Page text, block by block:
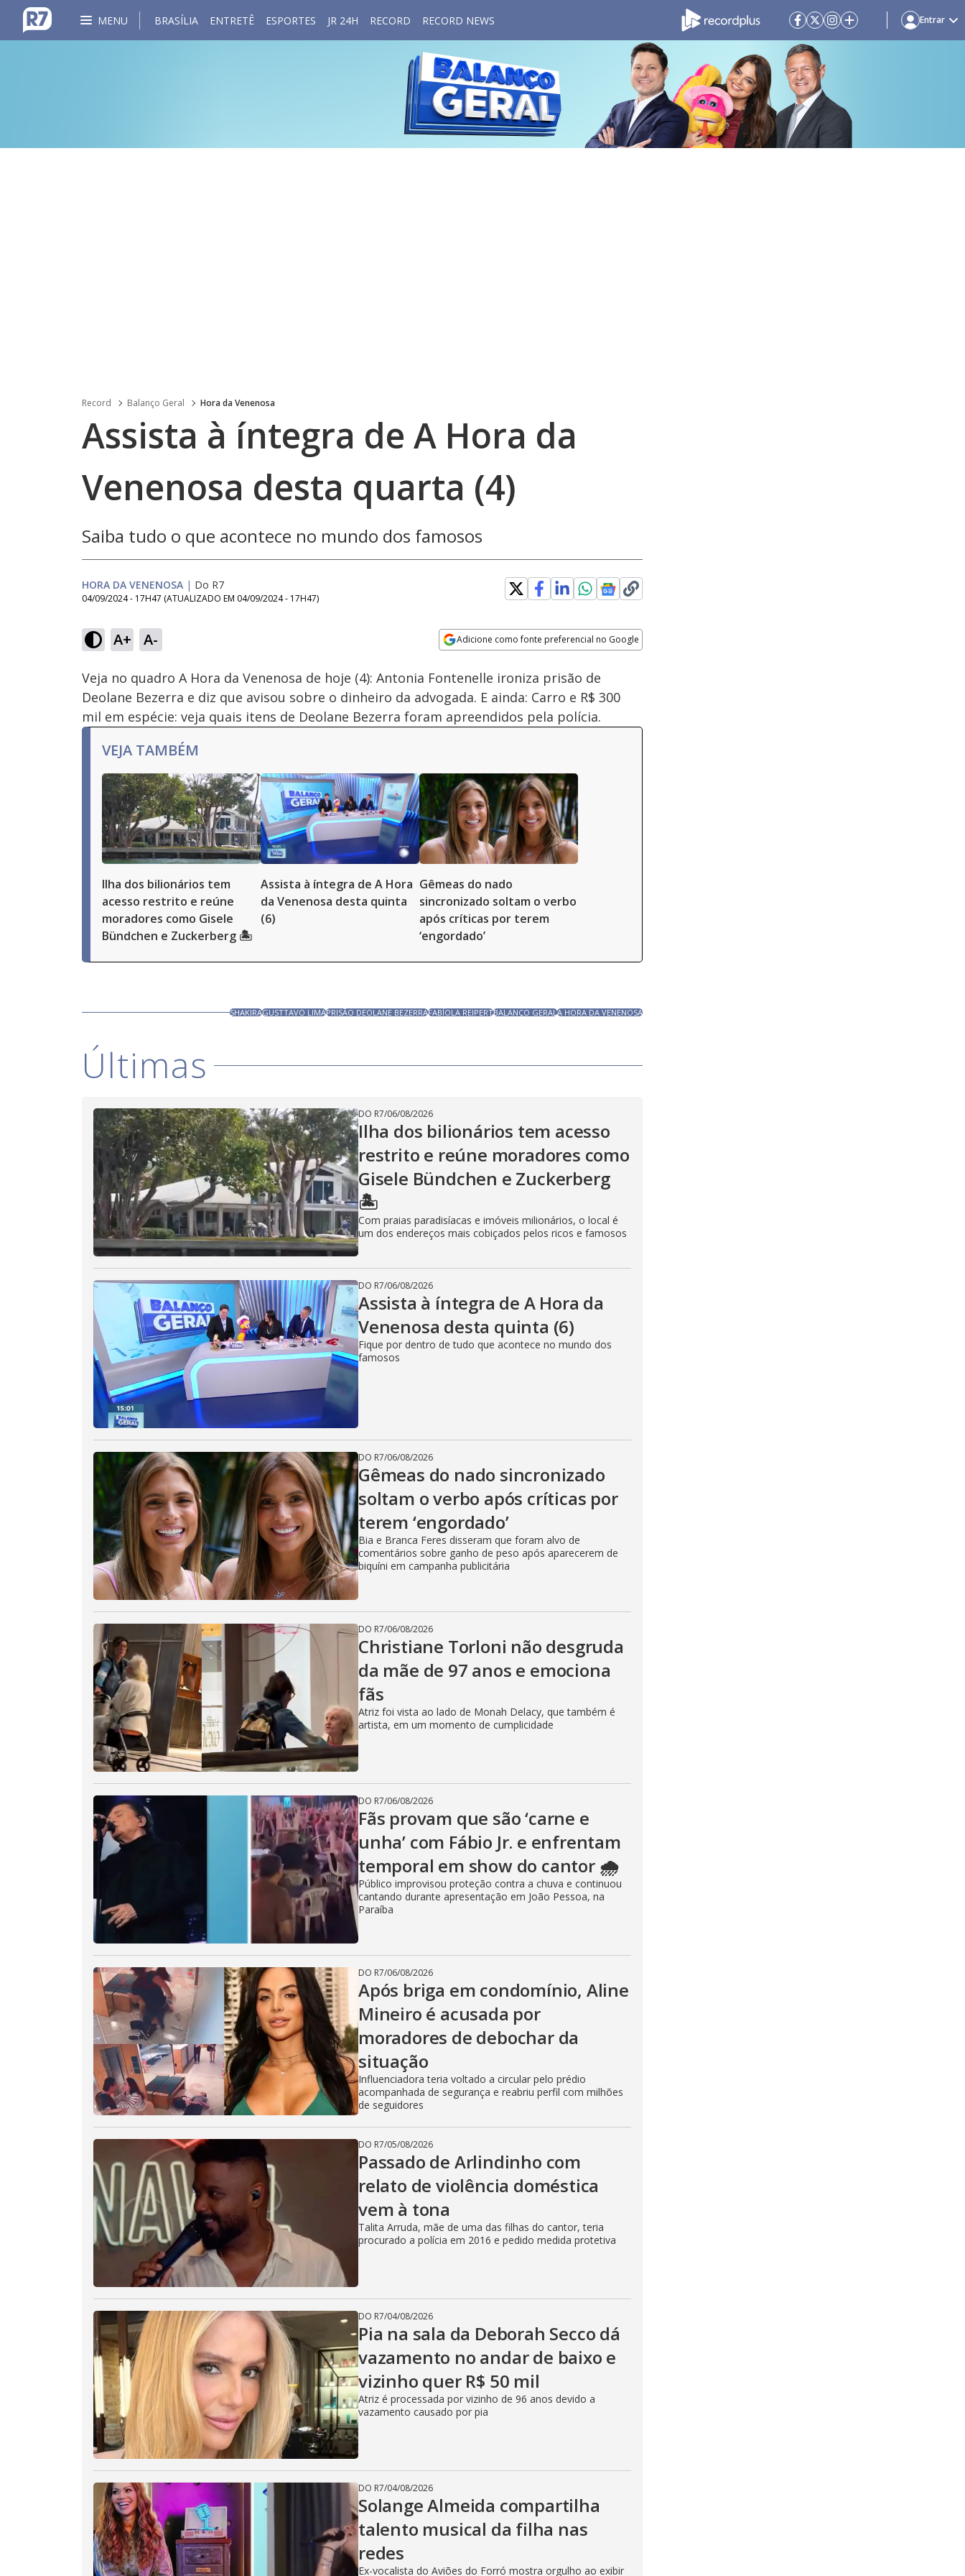
MENU BRASÍLIA ENTRETÊ ESPORTES JR 24H RECORD RECORD NEWS Entrar
Record Balanço Geral Hora da Venenosa
Assista à íntegra de A Hora da
Venenosa desta quarta (4)
Saiba tudo o que acontece no mundo dos famosos
HORA DA VENENOSA | Do R7
04/09/2024 - 17H47 (ATUALIZADO EM 04/09/2024 - 17H47)
A+ A- Adicione como fonte preferencial no Google
Ativar
Som
4.94%
Velocidade
Veja no quadro A Hora da Venenosa de hoje (4): Antonia Fontenelle ironiza prisão de
Deolane Bezerra e diz que avisou sobre o dinheiro da advogada. E ainda: Carro e R$ 300
mil em espécie: veja quais itens de Deolane Bezerra foram apreendidos pela polícia.
VEJA TAMBÉM
Ilha dos bilionários tem
acesso restrito e reúne
moradores como Gisele
Bündchen e Zuckerberg 🏝️
Assista à íntegra de A Hora
da Venenosa desta quinta
(6)
Gêmeas do nado
sincronizado soltam o verbo
após críticas por terem
‘engordado’
SHAKIRAGUSTTAVO LIMAPRISÃO DEOLANE BEZERRAFABÍOLA REIPERTBALANÇO GERALA HORA DA VENENOSA
Últimas
DO R7/06/08/2026
Ilha dos bilionários tem acesso
restrito e reúne moradores como
Gisele Bündchen e Zuckerberg
🏝️
Com praias paradisíacas e imóveis milionários, o local é
um dos endereços mais cobiçados pelos ricos e famosos
DO R7/06/08/2026
Assista à íntegra de A Hora da
Venenosa desta quinta (6)
Fique por dentro de tudo que acontece no mundo dos
famosos
DO R7/06/08/2026
Gêmeas do nado sincronizado
soltam o verbo após críticas por
terem ‘engordado’
Bia e Branca Feres disseram que foram alvo de
comentários sobre ganho de peso após aparecerem de
biquíni em campanha publicitária
DO R7/06/08/2026
Christiane Torloni não desgruda
da mãe de 97 anos e emociona
fãs
Atriz foi vista ao lado de Monah Delacy, que também é
artista, em um momento de cumplicidade
DO R7/06/08/2026
Fãs provam que são ‘carne e
unha’ com Fábio Jr. e enfrentam
temporal em show do cantor 🌧️
Público improvisou proteção contra a chuva e continuou
cantando durante apresentação em João Pessoa, na
Paraíba
DO R7/06/08/2026
Após briga em condomínio, Aline
Mineiro é acusada por
moradores de debochar da
situação
Influenciadora teria voltado a circular pelo prédio
acompanhada de segurança e reabriu perfil com milhões
de seguidores
DO R7/05/08/2026
Passado de Arlindinho com
relato de violência doméstica
vem à tona
Talita Arruda, mãe de uma das filhas do cantor, teria
procurado a polícia em 2016 e pedido medida protetiva
DO R7/04/08/2026
Pia na sala da Deborah Secco dá
vazamento no andar de baixo e
vizinho quer R$ 50 mil
Atriz é processada por vizinho de 96 anos devido a
vazamento causado por pia
DO R7/04/08/2026
Solange Almeida compartilha
talento musical da filha nas
redes
Ex-vocalista do Aviões do Forró mostra orgulho ao exibir